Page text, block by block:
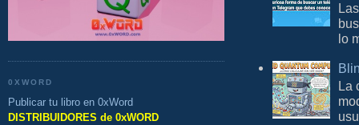
0XWORD
Publicar tu libro en 0xWord
DISTRIBUIDORES de 0xWORD
lo
La